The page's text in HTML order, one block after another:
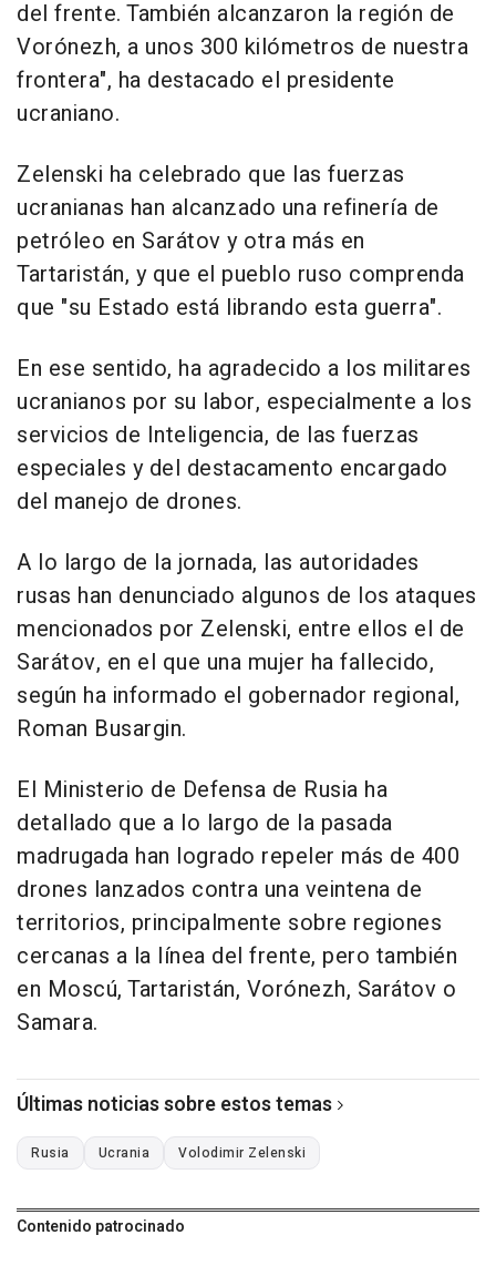
del frente. También alcanzaron la región de
Vorónezh, a unos 300 kilómetros de nuestra
frontera", ha destacado el presidente
ucraniano.
Zelenski ha celebrado que las fuerzas
ucranianas han alcanzado una refinería de
petróleo en Sarátov y otra más en
Tartaristán, y que el pueblo ruso comprenda
que "su Estado está librando esta guerra".
En ese sentido, ha agradecido a los militares
ucranianos por su labor, especialmente a los
servicios de Inteligencia, de las fuerzas
especiales y del destacamento encargado
del manejo de drones.
A lo largo de la jornada, las autoridades
rusas han denunciado algunos de los ataques
mencionados por Zelenski, entre ellos el de
Sarátov, en el que una mujer ha fallecido,
según ha informado el gobernador regional,
Roman Busargin.
El Ministerio de Defensa de Rusia ha
detallado que a lo largo de la pasada
madrugada han logrado repeler más de 400
drones lanzados contra una veintena de
territorios, principalmente sobre regiones
cercanas a la línea del frente, pero también
en Moscú, Tartaristán, Vorónezh, Sarátov o
Samara.
Últimas noticias sobre estos temas
Rusia Ucrania Volodimir Zelenski
Contenido patrocinado